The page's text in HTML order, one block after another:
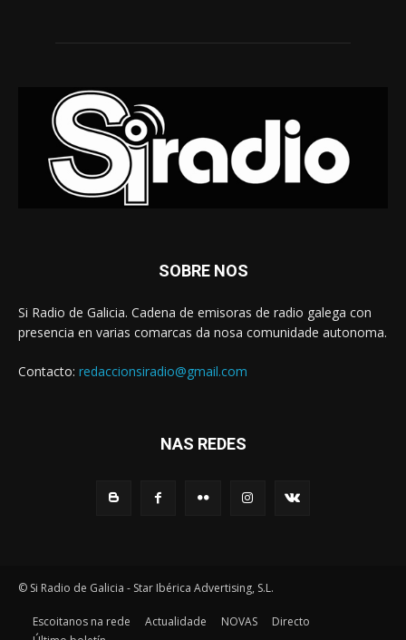
SOBRE NOS
Si Radio de Galicia. Cadena de emisoras de radio galega con
presencia en varias comarcas da nosa comunidade autonoma.
Contacto: redaccionsiradio@gmail.com
NAS REDES
© Si Radio de Galicia - Star Ibérica Advertising, S.L.
Escoitanos na rede Actualidade NOVAS
Directo